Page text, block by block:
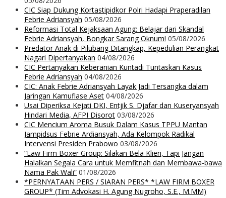
CIC Siap Dukung Kortastipidkor Polri Hadapi Praperadilan
Febrie Adriansyah 05/08/2026
Reformasi Total Kejaksaan Agung: Belajar dari Skandal
Febrie Adriansyah, Bongkar Sarang Oknum! 05/08/2026
Predator Anak di Pilubang Ditangkap, Kepedulian Perangkat
Nagari Dipertanyakan 04/08/2026
CIC Pertanyakan Keberanian Kuntadi Tuntaskan Kasus
Febrie Adriansyah 04/08/2026
CIC: Anak Febrie Adriansyah Layak Jadi Tersangka dalam
Jaringan Kamuflase Aset 04/08/2026
Usai Diperiksa Kejati DKI, Entjik S. Djafar dan Kuseryansyah
Hindari Media, AFPI Disorot 03/08/2026
CIC Mencium Aroma Busuk Dalam Kasus TPPU Mantan
Jampidsus Febrie Ardiansyah, Ada Kelompok Radikal
Intervensi Presiden Prabowo 03/08/2026
“Law Firm Boxer Group: Silakan Bela Klien, Tapi Jangan
Halalkan Segala Cara untuk Memfitnah dan Membawa-bawa
Nama Pak Wali” 01/08/2026
*PERNYATAAN PERS / SIARAN PERS* *LAW FIRM BOXER
GROUP* (Tim Advokasi H. Agung Nugroho, S.E., M.MM)